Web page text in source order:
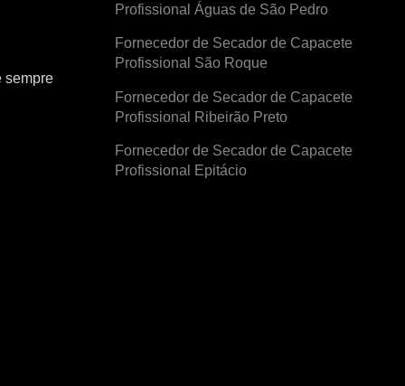
sempre
Profissional Águas de São Pedro
Fornecedor de Secador de Capacete
Profissional São Roque
Fornecedor de Secador de Capacete
Profissional Ribeirão Preto
Fornecedor de Secador de Capacete
Profissional Epitácio